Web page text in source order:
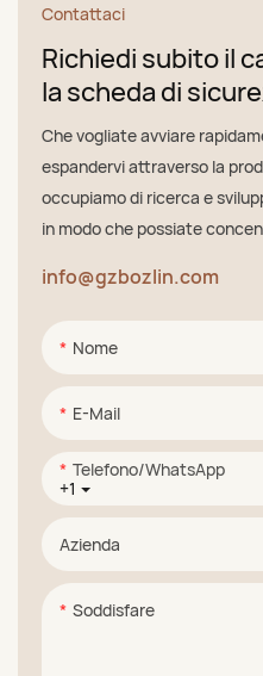
Contattaci
Richiedi subito il
la scheda di
Che vogliate avviare
espandervi attraverso la
occupiamo di ricerca e
in modo che possiate
info@gzbozlin.com
Nome
E-Mail
+1
Telefono/WhatsApp
Azienda
Soddisfare